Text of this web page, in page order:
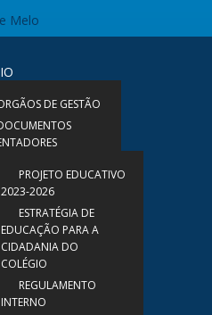
DE GESTÃO
PROJETO EDUCATIVO
2023-2026
ESTRATÉGIA DE
EDUCAÇÃO PARA A
CIDADANIA DO
COLÉGIO
REGULAMENTO
INTERNO